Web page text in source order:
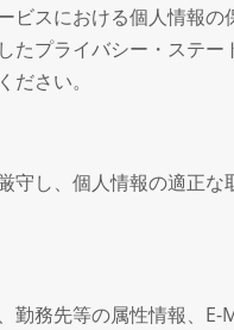
ビスにおける個人情報の
たプライバシー・ステー
さい。
守し、個人情報の適正な
勤務先等の属性情報、E-